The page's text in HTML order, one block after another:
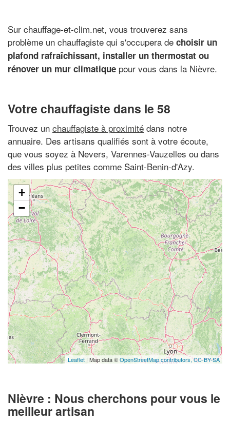
Sur chauffage-et-clim.net, vous trouverez sans
problème un chauffagiste qui s'occupera de choisir un
plafond rafraîchissant, installer un thermostat ou
rénover un mur climatique pour vous dans la Nièvre.
Votre chauffagiste dans le 58
Trouvez un chauffagiste à proximité dans notre
annuaire. Des artisans qualifiés sont à votre écoute,
que vous soyez à Nevers, Varennes-Vauzelles ou dans
des villes plus petites comme Saint-Benin-d'Azy.
+
−
Leaflet | Map data ©OpenStreetMap contributors,CC-BY-SA
Nièvre : Nous cherchons pour vous le
meilleur artisan